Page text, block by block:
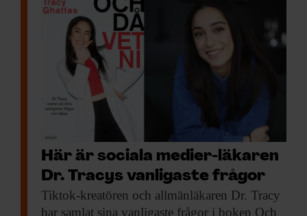
Här är sociala medier-läkaren
Dr. Tracys vanligaste frågor
Tiktok-kreatören och allmänläkaren Dr. Tracy
har samlat sina vanligaste frågor i boken Och